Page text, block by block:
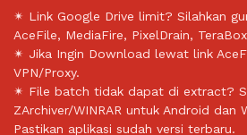
✴ Link Google Drive limit? Silahkan
AceFile, MediaFire, PixelDrain,
✴ Jika Ingin Download lewat link
VPN/Proxy.
✴ File batch tidak dapat di extract?
ZArchiver/WINRAR untuk Android dan
Pastikan aplikasi sudah versi terbaru.